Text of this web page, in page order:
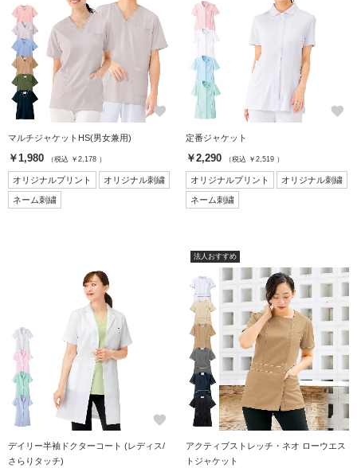
favorite
マルチジャケットHS(男女兼用)
￥1,980 （税込 ￥2,178 ）
オリジナルプリント オリジナル刺繍
ネーム刺繍
favorite
定番ジャケット
￥2,290 （税込 ￥2,519 ）
オリジナルプリント オリジナル刺繍
ネーム刺繍
favorite
デイリー半袖ドクターコート (レディス/
さらりタッチ)
法人おすすめ
favorite
アクティブストレッチ・ネオ ローウエス
トジャケット